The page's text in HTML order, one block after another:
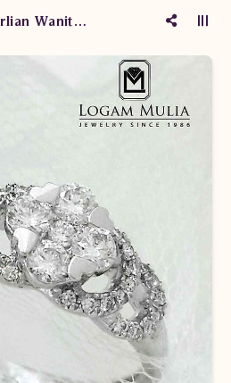
Cincin Berlian Wanita PJW.R6894 DeL